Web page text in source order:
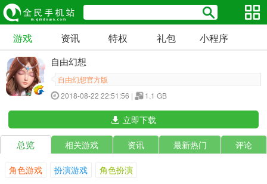
游戏 资讯 特权 礼包 小程序
自由幻想
自由幻想官方版
2018-08-22 22:51:56 |
1.1 GB
立即下载
总览 相关游戏 资讯 最新热门 评论
角色游戏 扮演游戏
角色扮演